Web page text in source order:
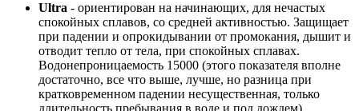
Ultra - ориентирован на начинающих, для нечастых
спокойных сплавов, со средней активностью. Защищает
при падении и опрокидывании от промокания, дышит и
отводит тепло от тела, при спокойных сплавах.
Водонепроницаемость 15000 (этого показателя вполне
достаточно, все что выше, лучше, но разница при
кратковременном падении несущественная, только
длительность пребывания в воде и под дождем),